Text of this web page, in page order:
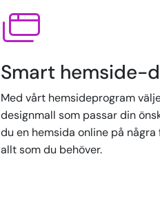
Smart hemside-
Med vårt hemsideprogram
designmall som passar din
du en hemsida online på
allt som du behöver.